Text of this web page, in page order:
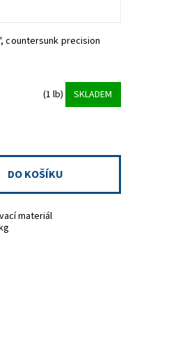
countersunk precision
(1 lb) SKLADEM
materiál